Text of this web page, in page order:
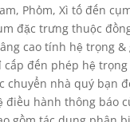
Phỏm, Xì tố đến
đặc trưng thuộc
cao tính hệ trọng
đến phép hệ
chuyển nhà quý bạn
điều hành thông báo